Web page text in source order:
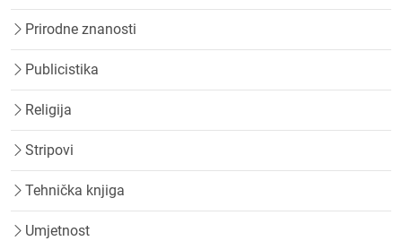
Prirodne znanosti
Publicistika
Religija
Stripovi
Tehnička knjiga
Umjetnost